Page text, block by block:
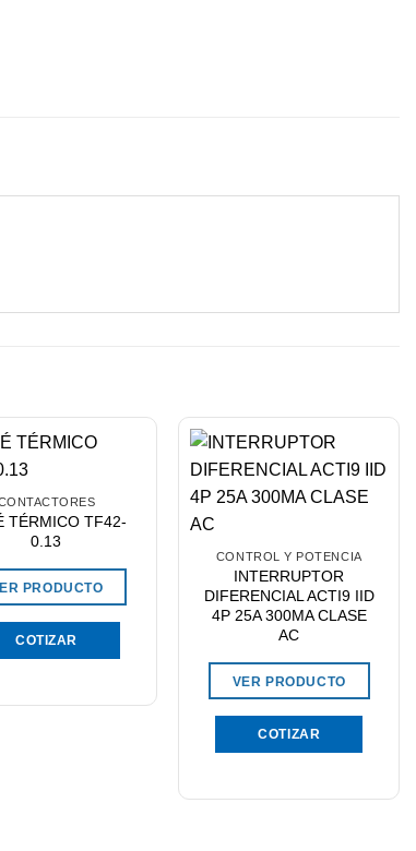
TÉRMICO TF42-
0.13
PRODUCTO
COTIZAR
CONTROL Y POTENCIA
INTERRUPTOR
DIFERENCIAL ACTI9 IID
4P 25A 300MA CLASE
AC
VER PRODUCTO
COTIZAR